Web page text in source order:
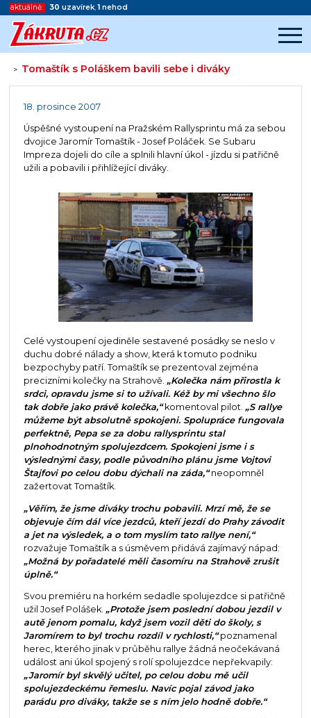
aktuálně: 30 uzavírek,1 nehod
> Tomaštík s Poláškem bavili sebe i diváky
Začátek reklamy
18. prosince 2007
Úspěšné vystoupení na Pražském Rallysprintu má za sebou
dvojice Jaromír Tomaštík - Josef Poláček. Se Subaru
Impreza dojeli do cíle a splnili hlavní úkol - jízdu si patřičně
užili a pobavili i přihlížející diváky.
Celé vystoupení ojediněle sestavené posádky se neslo v
duchu dobré nálady a show, která k tomuto podniku
bezpochyby patří. Tomaštík se prezentoval zejména
precizními kolečky na Strahově. „Kolečka nám přirostla k
srdci, opravdu jsme si to užívali. Kéž by mi všechno šlo
tak dobře jako právě kolečka,“komentoval pilot. „S rallye
můžeme být absolutně spokojeni. Spolupráce fungovala
perfektně, Pepa se za dobu rallysprintu stal
plnohodnotným spolujezdcem. Spokojeni jsme i s
výslednými časy, podle původního plánu jsme Vojtovi
Štajfovi po celou dobu dýchali na záda,“neopomněl
zažertovat Tomaštík.
„Věřím, že jsme diváky trochu pobavili. Mrzí mě, že se
objevuje čím dál více jezdců, kteří jezdí do Prahy závodit
a jet na výsledek, a o tom myslím tato rallye není,“
rozvažuje Tomaštík a s úsměvem přidává zajímavý nápad:
„Možná by pořadatelé měli časomíru na Strahově zrušit
úplně.“
Svou premiéru na horkém sedadle spolujezdce si patřičně
užil Josef Polášek. „Protože jsem poslední dobou jezdil v
autě jenom pomalu, když jsem vozil děti do školy, s
Jaromírem to byl trochu rozdíl v rychlosti,“poznamenal
herec, kterého jinak v průběhu rallye žádná neočekávaná
událost ani úkol spojený s rolí spolujezdce nepřekvapily:
„Jaromír byl skvělý učitel, po celou dobu mě učil
spolujezdeckému řemeslu. Navíc pojal závod jako
parádu pro diváky, takže se s ním jelo hodně dobře.“